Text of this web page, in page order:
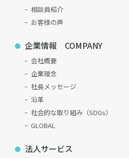
相談員紹介
お客様の声
企業情報 COMPANY
会社概要
企業理念
社長メッセージ
沿革
社会的な取り組み（SDGs）
GLOBAL
法人サービス